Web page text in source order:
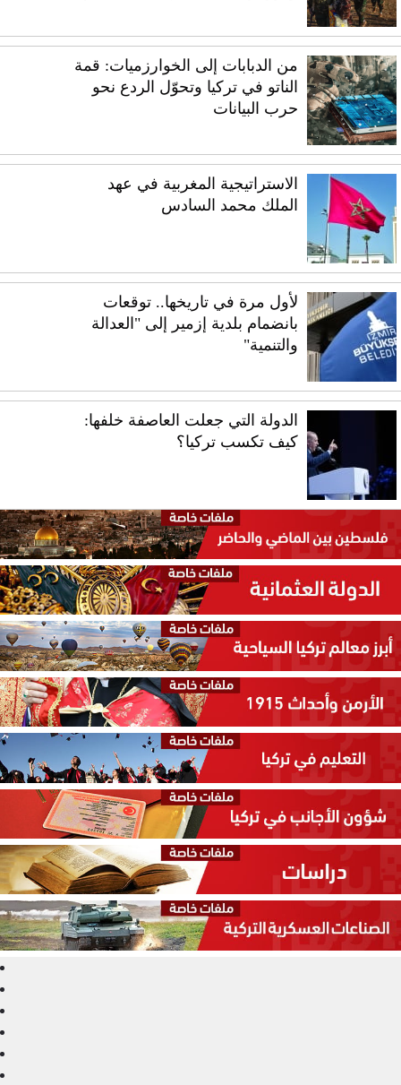
من الدبابات إلى الخوارزميات: قمة
الناتو في تركيا وتحوّل الردع نحو
حرب البيانات
الاستراتيجية المغربية في عهد
الملك محمد السادس
لأول مرة في تاريخها.. توقعات
بانضمام بلدية إزمير إلى "العدالة
والتنمية"
الدولة التي جعلت العاصفة خلفها:
كيف تكسب تركيا؟